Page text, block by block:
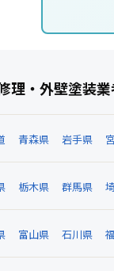
理・外壁塗装
青森県 岩手県
栃木県 群馬県
富山県 石川県